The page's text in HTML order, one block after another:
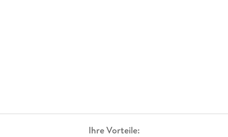
weit oben in unserem persönlichen Ranking gelandet ist.
Denn nicht nur, dass es viel zu lachen gibt, kleinere Rätsel
Ihre Vorteile: